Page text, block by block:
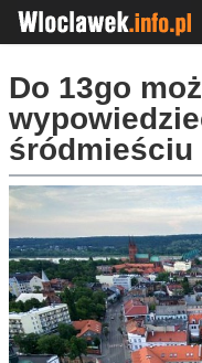
Do 13go
śródmieściu